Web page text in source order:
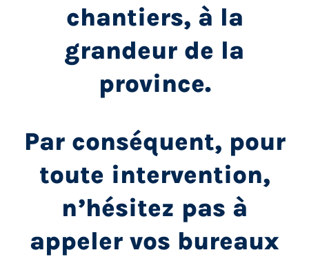
chantiers, à la
grandeur de la
province.
Par conséquent, pour
toute intervention,
n’hésitez pas à
appeler vos bureaux